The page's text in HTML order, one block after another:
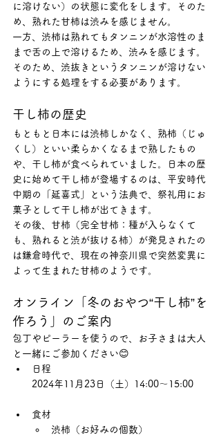
に溶けない）の状態に変化をします。そのた
め、熟れた甘柿は渋みを感じません。
一方、渋柿は熟れてもタンニンが水溶性のま
まで舌の上で溶けるため、渋みを感じます。
そのため、渋抜きというタンニンが溶けない
ようにする処理をする必要があります。
干し柿の歴史
もともと日本には渋柿しかなく、熟柿（じゅ
くし）といい柔らかくなるまで熟したもの
や、干し柿が食べられていました。日本の歴
史に始めて干し柿が登場するのは、平安時代
中期の「延喜式」という法典で、祭礼用にお
菓子として干し柿が出てきます。
その後、甘柿（完全甘柿：種が入らなくて
も、熟れると渋が抜ける柿）が発見されたの
は鎌倉時代で、現在の神奈川県で突然変異に
よって生まれた甘柿のようです。
オンライン「冬のおやつ“干し柿”を
作ろう」のご案内
包丁やピーラーを使うので、お子さまは大人
と一緒にご参加ください😊
日程
2024年11月23日（土）14:00～15:00
食材
渋柿（お好みの個数）